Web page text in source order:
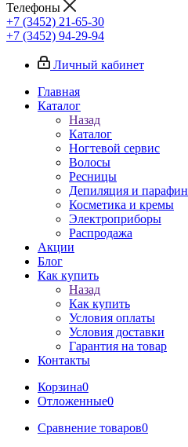
Телефоны
+7 (3452) 21-65-30
+7 (3452) 94-29-94
Личный кабинет
Главная
Каталог
Назад
Каталог
Ногтевой сервис
Волосы
Ресницы
Депиляция и парафин
Косметика и кремы
Электроприборы
Распродажа
Акции
Блог
Как купить
Назад
Как купить
Условия оплаты
Условия доставки
Гарантия на товар
Контакты
Корзина0
Отложенные0
Сравнение товаров0